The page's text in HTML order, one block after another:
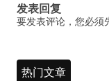
发表回复
要发表评论，您必须
热门文章